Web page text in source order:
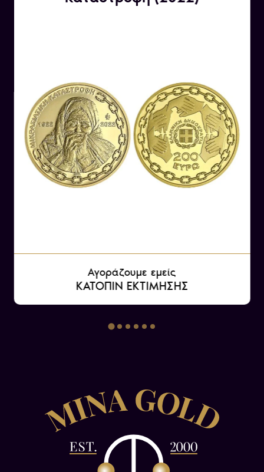
ΔΗΜΟΚΡΑΤΙΑ». Το κυκλικό τελείωμα της όψης
Η Αθηνά είναι μια από τις πιο γνωστές θεές της
αρχαίας ελληνικής μυθολογίας και συνδέεται
με τη σοφία, τη δικαιοσύνη, την τέχνη και τον
πόλεμο. Ήταν η θεά προστάτιδα της Αθήνας,
ένα από τα πιο σημαντικά αστικά κέντρα της
αρχαίας Ελλάδας.
για τη σοφία και την ευφυΐα της, καθώς και για
την αρετή και τη δικαιοσύνη.
Η Αθηνά συνήθως απεικονίζεται ως μια γυναίκα
εξοπλισμό και κρατά έναν ασπίδα και ένα
Αγοράζουμε εμείς
ΚΑΤΟΠΙΝ ΕΚΤΙΜΗΣΗΣ